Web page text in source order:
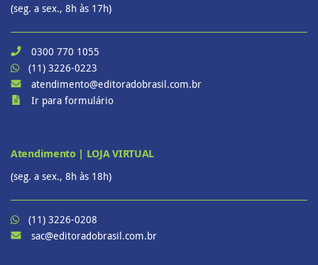
(seg. a sex., 8h às 17h)
0300 770 1055
(11) 3226-0223
atendimento@editoradobrasil.com.br
Ir para formulário
Atendimento | LOJA VIRTUAL
(seg. a sex., 8h às 18h)
(11) 3226-0208
sac@editoradobrasil.com.br